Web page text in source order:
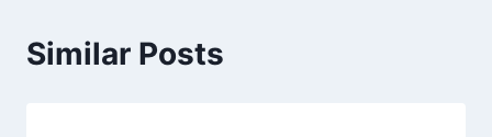
Similar Posts